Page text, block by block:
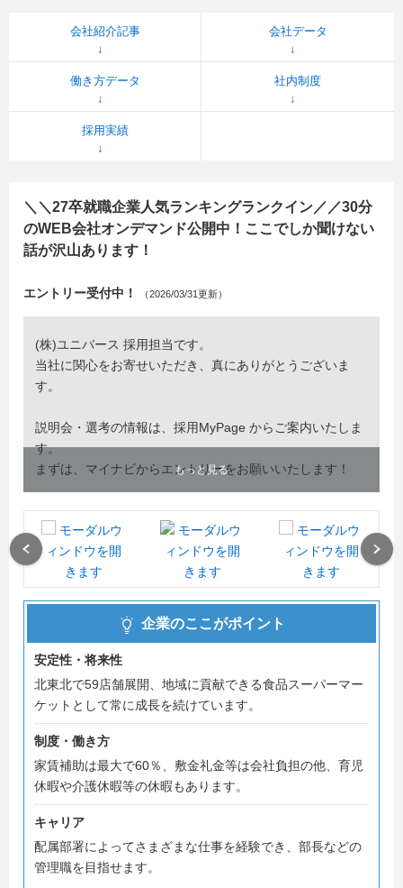
会社紹介記事 会社データ
働き方データ 社内制度
採用実績
＼＼27卒就職企業人気ランキングランクイン／／30分
のWEB会社オンデマンド公開中！ここでしか聞けない
話が沢山あります！
エントリー受付中！ （2026/03/31更新）
(株)ユニバース 採用担当です。
当社に関心をお寄せいただき、真にありがとうございま
す。
説明会・選考の情報は、採用MyPage からご案内いたしま
す。
まずは、マイナビからエントリーをお願いいたします！
もっと見る
企業のここがポイント
安定性・将来性
北東北で59店舗展開、地域に貢献できる食品スーパーマー
ケットとして常に成長を続けています。
制度・働き方
家賃補助は最大で60％、敷金礼金等は会社負担の他、育児
休暇や介護休暇等の休暇もあります。
キャリア
配属部署によってさまざまな仕事を経験でき、部長などの
管理職を目指せます。